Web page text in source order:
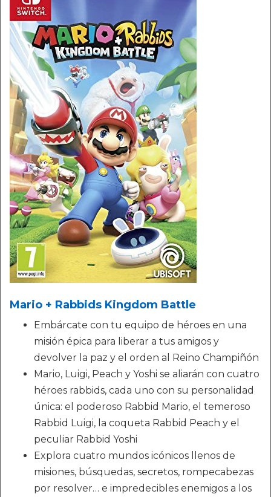
Mario + Rabbids Kingdom Battle
Embárcate con tu equipo de héroes en una
misión épica para liberar a tus amigos y
devolver la paz y el orden al Reino Champiñón
Mario, Luigi, Peach y Yoshi se aliarán con cuatro
héroes rabbids, cada uno con su personalidad
única: el poderoso Rabbid Mario, el temeroso
Rabbid Luigi, la coqueta Rabbid Peach y el
peculiar Rabbid Yoshi
Explora cuatro mundos icónicos llenos de
misiones, búsquedas, secretos, rompecabezas
por resolver… e impredecibles enemigos a los